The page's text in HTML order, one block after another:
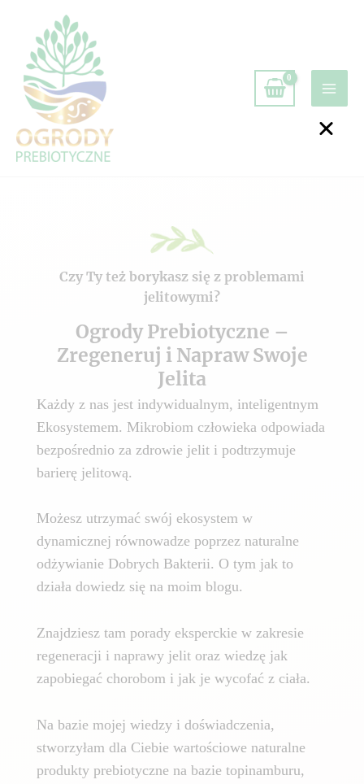
Czy Ty też borykasz się z problemami
jelitowymi?
Ogrody Prebiotyczne –
Zregeneruj i Napraw Swoje
Jelita
Każdy z nas jest indywidualnym, inteligentnym
Ekosystemem. Mikrobiom człowieka odpowiada
bezpośrednio za zdrowie jelit i podtrzymuje
barierę jelitową.
Możesz utrzymać swój ekosystem w
dynamicznej równowadze poprzez naturalne
odżywianie Dobrych Bakterii. O tym jak to
działa dowiedz się na moim blogu.
Znajdziesz tam porady eksperckie w zakresie
regeneracji i naprawy jelit oraz wiedzę jak
zapobiegać chorobom i jak je wycofać z ciała.
Na bazie mojej wiedzy i doświadczenia,
stworzyłam dla Ciebie wartościowe naturalne
produkty prebiotyczne na bazie topinamburu,